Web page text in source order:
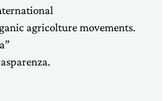
agricolture movements.